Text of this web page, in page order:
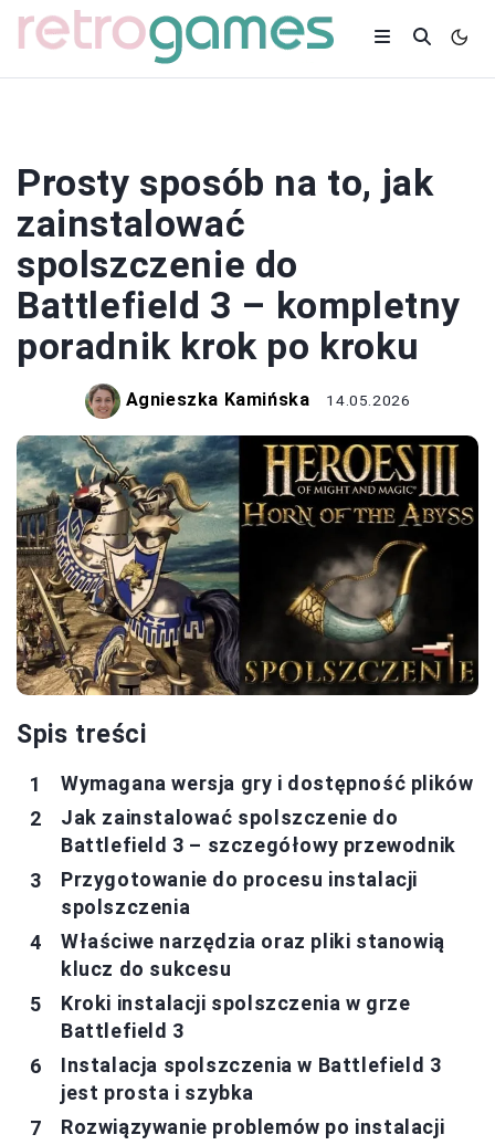
Prosty sposób na to, jak
zainstalować
spolszczenie do
Battlefield 3 – kompletny
poradnik krok po kroku
Agnieszka Kamińska 14.05.2026
Spis treści
Wymagana wersja gry i dostępność plików
Jak zainstalować spolszczenie do
Battlefield 3 – szczegółowy przewodnik
Przygotowanie do procesu instalacji
spolszczenia
Właściwe narzędzia oraz pliki stanowią
klucz do sukcesu
Kroki instalacji spolszczenia w grze
Battlefield 3
Instalacja spolszczenia w Battlefield 3
jest prosta i szybka
Rozwiązywanie problemów po instalacji